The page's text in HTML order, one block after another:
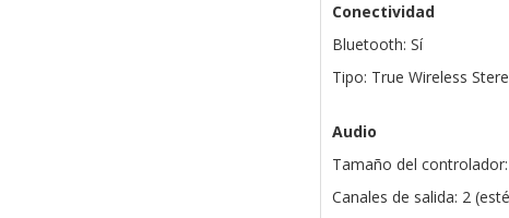
Conectividad
Bluetooth: Sí
Tipo: True Wireless
Audio
Tamaño del
Canales de salida: 2